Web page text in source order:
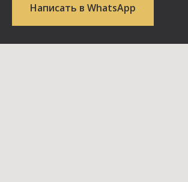
Написать в WhatsApp